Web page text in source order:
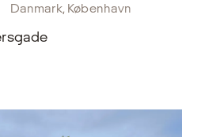
Danmark, København